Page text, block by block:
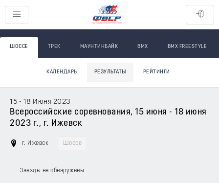
ШОССЕ ТРЕК МАУНТИНБАЙК BMX BMX FREESTYLE
КАЛЕНДАРЬ РЕЗУЛЬТАТЫ РЕЙТИНГИ
15 - 18 Июня 2023
Всероссийские соревнования, 15 июня - 18 июня
2023 г., г. Ижевск
г. Ижевск Шоссе
Заезды не обнаружены